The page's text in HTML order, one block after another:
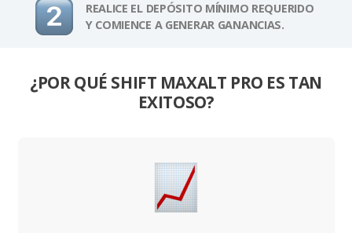
REALICE EL DEPÓSITO MÍNIMO REQUERIDO
Y COMIENCE A GENERAR GANANCIAS.
¿POR QUÉ SHIFT MAXALT PRO ES TAN
EXITOSO?